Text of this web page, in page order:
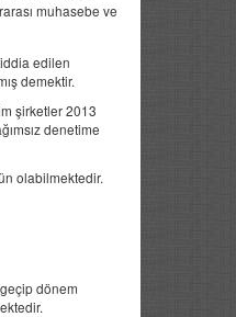
muhasebe ve
edilen
demektir.
şirketler 2013
denetime
olabilmektedir.
dönem